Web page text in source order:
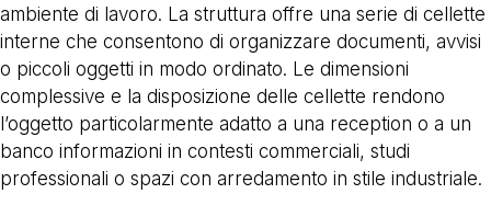
ambiente di lavoro. La struttura offre una serie di cellette
interne che consentono di organizzare documenti, avvisi
o piccoli oggetti in modo ordinato. Le dimensioni
complessive e la disposizione delle cellette rendono
l’oggetto particolarmente adatto a una reception o a un
banco informazioni in contesti commerciali, studi
professionali o spazi con arredamento in stile industriale.